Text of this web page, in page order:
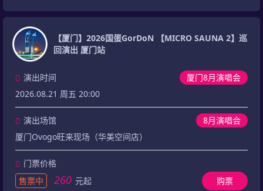
【厦门】2026国蛋GorDoN 【MICRO SAUNA 2】巡
回演出 厦门站
厦门8月演唱会
演出时间
2026.08.21 周五 20:00
8月演唱会
演出场馆
厦门Ovogo旺来现场（华美空间店）
门票价格
售票中
260 元起 购票